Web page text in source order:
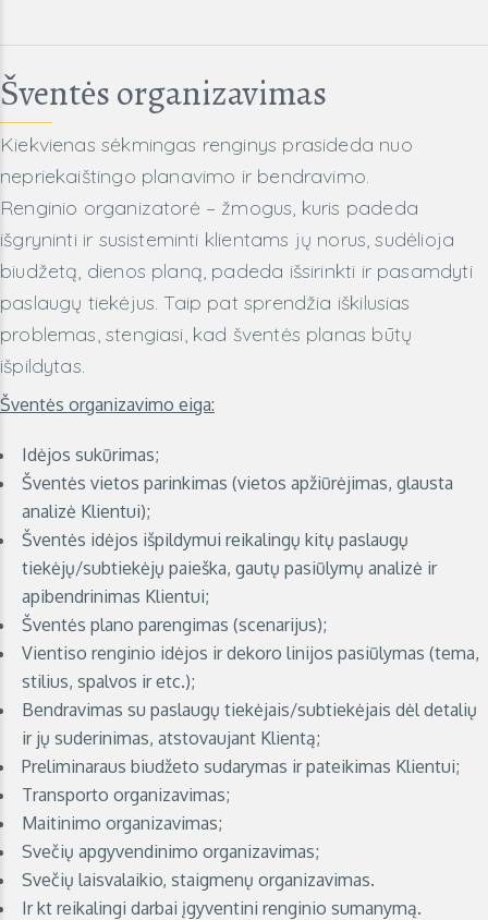
Šventės organizavimas
Kiekvienas sėkmingas renginys prasideda nuo
nepriekaištingo planavimo ir bendravimo.
Renginio organizatorė – žmogus, kuris padeda
išgryninti ir susisteminti klientams jų norus, sudėlioja
biudžetą, dienos planą, padeda išsirinkti ir pasamdyti
paslaugų tiekėjus. Taip pat sprendžia iškilusias
problemas, stengiasi, kad šventės planas būtų
išpildytas.
Šventės organizavimo eiga:
Idėjos sukūrimas;
Šventės vietos parinkimas (vietos apžiūrėjimas, glausta
analizė Klientui);
Šventės idėjos išpildymui reikalingų kitų paslaugų
tiekėjų/subtiekėjų paieška, gautų pasiūlymų analizė ir
apibendrinimas Klientui;
Šventės plano parengimas (scenarijus);
Vientiso renginio idėjos ir dekoro linijos pasiūlymas (tema,
stilius, spalvos ir etc.);
Bendravimas su paslaugų tiekėjais/subtiekėjais dėl detalių
ir jų suderinimas, atstovaujant Klientą;
Preliminaraus biudžeto sudarymas ir pateikimas Klientui;
Transporto organizavimas;
Maitinimo organizavimas;
Svečių apgyvendinimo organizavimas;
Svečių laisvalaikio, staigmenų organizavimas.
Ir kt reikalingi darbai įgyventini renginio sumanymą.